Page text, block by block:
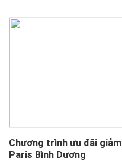
Chương trình ưu đãi
Paris Bình Dương